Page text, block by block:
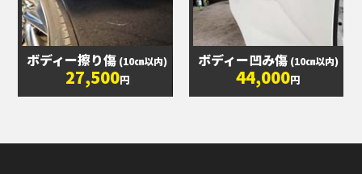
ボディー擦り傷 (10㎝以内)
27,500円
ボディー凹み傷 (10㎝以内)
44,000円